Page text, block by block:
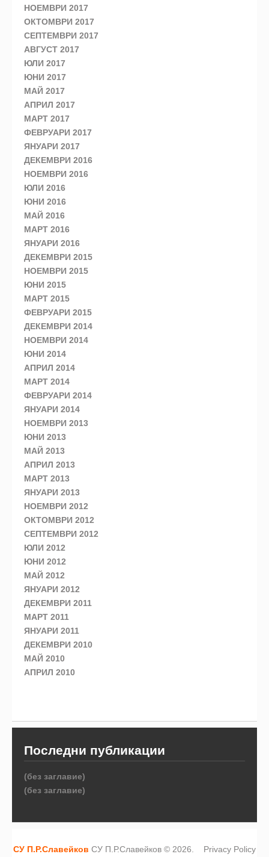
НОЕМВРИ 2017
ОКТОМВРИ 2017
СЕПТЕМВРИ 2017
АВГУСТ 2017
ЮЛИ 2017
ЮНИ 2017
МАЙ 2017
АПРИЛ 2017
МАРТ 2017
ФЕВРУАРИ 2017
ЯНУАРИ 2017
ДЕКЕМВРИ 2016
НОЕМВРИ 2016
ЮЛИ 2016
ЮНИ 2016
МАЙ 2016
МАРТ 2016
ЯНУАРИ 2016
ДЕКЕМВРИ 2015
НОЕМВРИ 2015
ЮНИ 2015
МАРТ 2015
ФЕВРУАРИ 2015
ДЕКЕМВРИ 2014
НОЕМВРИ 2014
ЮНИ 2014
АПРИЛ 2014
МАРТ 2014
ФЕВРУАРИ 2014
ЯНУАРИ 2014
НОЕМВРИ 2013
ЮНИ 2013
МАЙ 2013
АПРИЛ 2013
МАРТ 2013
ЯНУАРИ 2013
НОЕМВРИ 2012
ОКТОМВРИ 2012
СЕПТЕМВРИ 2012
ЮЛИ 2012
ЮНИ 2012
МАЙ 2012
ЯНУАРИ 2012
ДЕКЕМВРИ 2011
МАРТ 2011
ЯНУАРИ 2011
ДЕКЕМВРИ 2010
МАЙ 2010
АПРИЛ 2010
Последни публикации
(без заглавие)
(без заглавие)
СУ П.Р.Славейков СУ П.Р.Славейков © 2026. Privacy Policy